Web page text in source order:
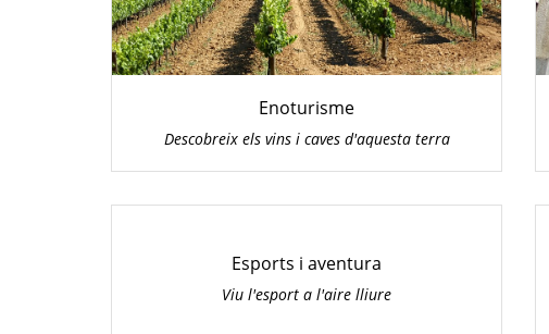
Enoturisme
Descobreix els vins i caves d'aquesta terra
Esports i aventura
Viu l'esport a l'aire lliure